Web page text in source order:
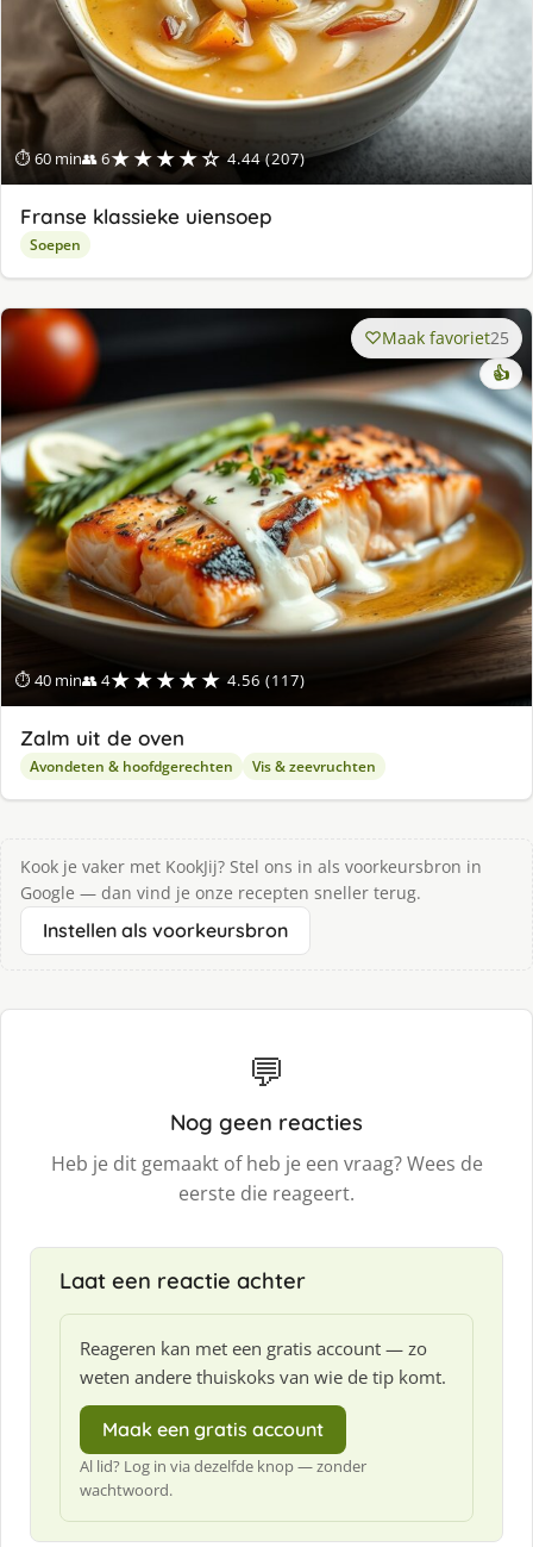
⏱ 60 min👥 6★★★★☆ 4.44 (207)
Franse klassieke uiensoep
Soepen
⏱ 40 min👥 4★★★★★ 4.56 (117)
Maak favoriet25
👍
Zalm uit de oven
Avondeten & hoofdgerechten Vis & zeevruchten
Kook je vaker met KookJij? Stel ons in als voorkeursbron in
Google — dan vind je onze recepten sneller terug.
Instellen als voorkeursbron
💬
Nog geen reacties
Heb je dit gemaakt of heb je een vraag? Wees de
eerste die reageert.
Laat een reactie achter
Reageren kan met een gratis account — zo
weten andere thuiskoks van wie de tip komt.
Maak een gratis account
Al lid? Log in via dezelfde knop — zonder
wachtwoord.